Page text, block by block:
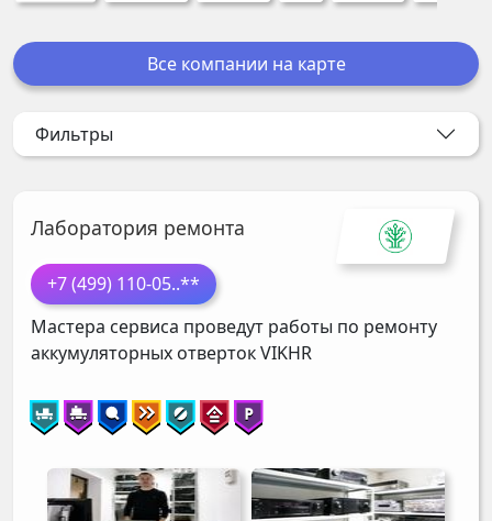
Все компании на карте
Фильтры
Лаборатория ремонта
+7 (499) 110-05..**
Мастера сервиса проведут работы по ремонту
аккумуляторных отвертокVIKHR